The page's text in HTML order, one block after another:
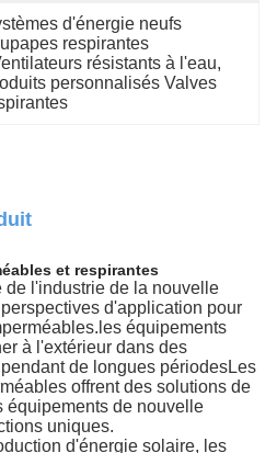
d'énergie neufs
respirantes
résistants à l'eau,
personnalisés Valves
et respirantes
de l'industrie de la nouvelle
d'application pour
équipements
à l'extérieur dans des
de longues périodesLes
offrent des solutions de
équipements de nouvelle
uniques.
d'énergie solaire, les